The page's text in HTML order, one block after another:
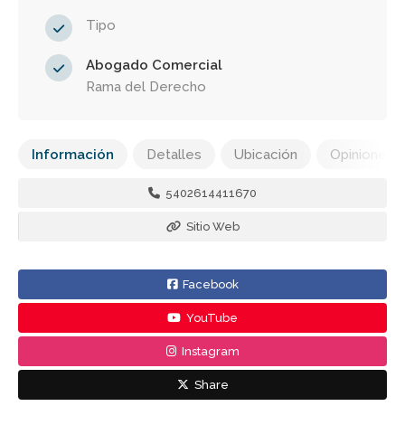
Tipo
Abogado Comercial
Rama del Derecho
Información Detalles Ubicación Opiniones
5402614411670
Sitio Web
Facebook
YouTube
Instagram
Share